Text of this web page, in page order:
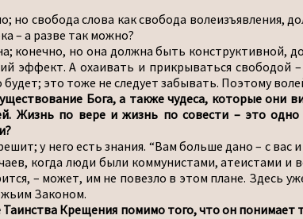
но свобода слова как свобода
– а разве так можно?
конечно, но она должна быть конструктивной,
эффект. А охаивать и прикрываться
это тоже не следует забывать. Поэтому
Бога, а также чудеса, которые они
Жизнь по вере и жизнь по совести – это
у него есть знания. “Вам больше дано – с
когда люди были коммунистами, атеистами
– может, им не повезло в этом плане. Здесь
Законом.
Таинства Крещения помимо того, что он